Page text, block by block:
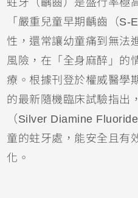
「嚴重兒童早期齲齒（
性，還常讓幼童痛到無法
風險，在「 全身麻醉 」的
療 。根據刊登於權威醫學
的最新隨機臨床試驗指出
（Silver Diamine
童的蛀牙處，能安全且有
化。